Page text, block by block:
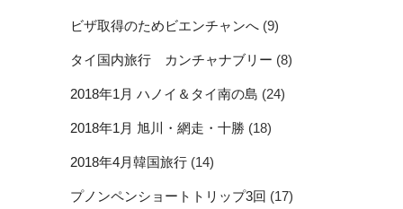
ビザ取得のためビエンチャンへ (9)
タイ国内旅行 カンチャナブリー (8)
2018年1月 ハノイ＆タイ南の島 (24)
2018年1月 旭川・網走・十勝 (18)
2018年4月韓国旅行 (14)
プノンペンショートトリップ3回 (17)